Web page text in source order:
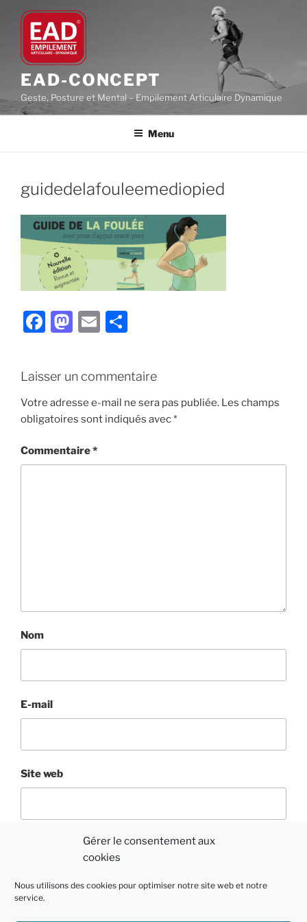
Gérer le consentement aux
cookies
Nous utilisons des cookies pour optimiser notre site web et notre
service.
contenu
principal
EAD-CONCEPT
Geste, Posture et Mental – Empilement Articulaire Dynamique
Menu
guidedelafouleemediopied
F
e
b
o
o
M
o
d
o
n
E
l
ta
g
er
Laisser un commentaire
Votre adresse e-mail ne sera pas publiée. Les champs
obligatoires sont indiqués avec*
Commentaire*
Nom
E-mail
Site web